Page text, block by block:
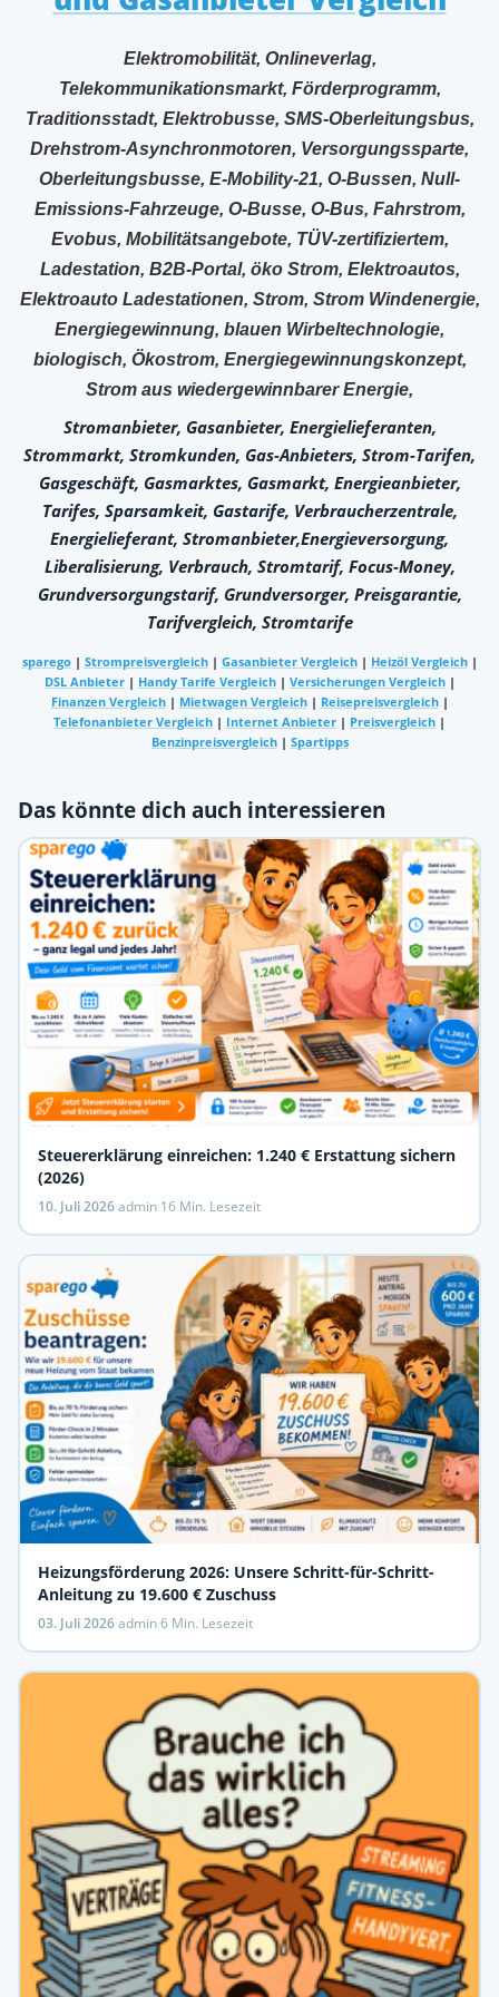
Elektromobilität, Onlineverlag,
Telekommunikationsmarkt, Förderprogramm,
Traditionsstadt, Elektrobusse, SMS-Oberleitungsbus,
Drehstrom-Asynchronmotoren, Versorgungssparte,
Oberleitungsbusse, E-Mobility-21, O-Bussen, Null-
Emissions-Fahrzeuge, O-Busse, O-Bus, Fahrstrom,
Evobus, Mobilitätsangebote, TÜV-zertifiziertem,
Ladestation, B2B-Portal, öko Strom, Elektroautos,
Elektroauto Ladestationen, Strom, Strom Windenergie,
Energiegewinnung, blauen Wirbeltechnologie,
biologisch, Ökostrom, Energiegewinnungskonzept,
Strom aus wiedergewinnbarer Energie,
Stromanbieter, Gasanbieter, Energielieferanten,
Strommarkt, Stromkunden, Gas-Anbieters, Strom-Tarifen,
Gasgeschäft, Gasmarktes, Gasmarkt, Energieanbieter,
Tarifes, Sparsamkeit, Gastarife, Verbraucherzentrale,
Energielieferant, Stromanbieter,Energieversorgung,
Liberalisierung, Verbrauch, Stromtarif, Focus-Money,
Grundversorgungstarif, Grundversorger, Preisgarantie,
Tarifvergleich, Stromtarife
sparego| Strompreisvergleich| Gasanbieter Vergleich| Heizöl Vergleich|
DSL Anbieter| Handy Tarife Vergleich| Versicherungen Vergleich|
Finanzen Vergleich| Mietwagen Vergleich| Reisepreisvergleich|
Telefonanbieter Vergleich | Internet Anbieter | Preisvergleich |
Benzinpreisvergleich| Spartipps
Das könnte dich auch interessieren
Steuererklärung einreichen: 1.240 € Erstattung sichern
(2026)
10. Juli 2026·admin·16 Min. Lesezeit
Heizungsförderung 2026: Unsere Schritt-für-Schritt-
Anleitung zu 19.600 € Zuschuss
03. Juli 2026·admin·6 Min. Lesezeit